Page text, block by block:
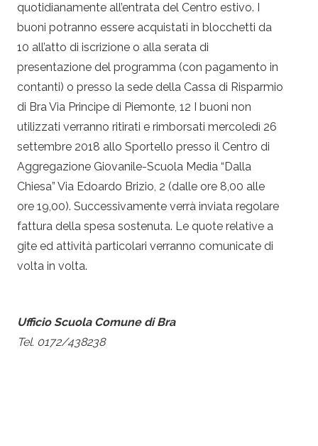
quotidianamente all’entrata del Centro estivo. I
buoni potranno essere acquistati in blocchetti da
10 all’atto di iscrizione o alla serata di
presentazione del programma (con pagamento in
contanti) o presso la sede della Cassa di Risparmio
di Bra Via Principe di Piemonte, 12 I buoni non
utilizzati verranno ritirati e rimborsati mercoledì 26
settembre 2018 allo Sportello presso il Centro di
Aggregazione Giovanile-Scuola Media “Dalla
Chiesa” Via Edoardo Brizio, 2 (dalle ore 8,00 alle
ore 19,00). Successivamente verrà inviata regolare
fattura della spesa sostenuta. Le quote relative a
gite ed attività particolari verranno comunicate di
volta in volta.
Ufficio Scuola Comune di Bra
Tel. 0172/438238